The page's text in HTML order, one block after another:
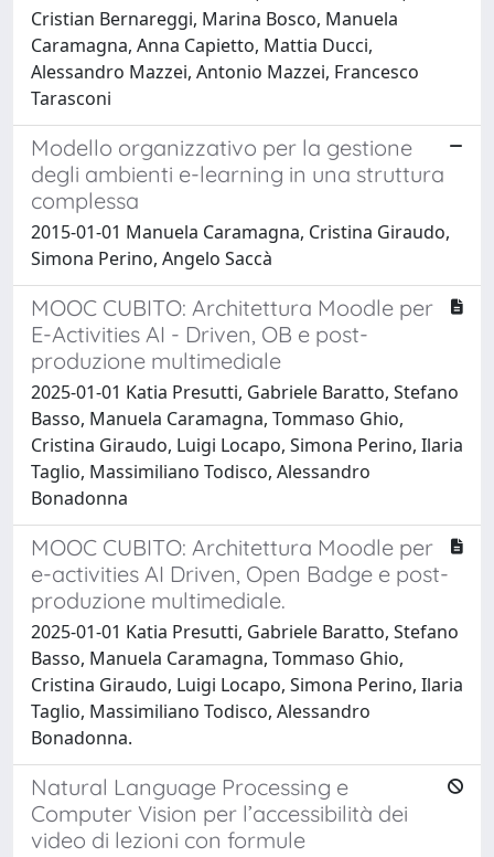
Cristian Bernareggi, Marina Bosco, Manuela
Caramagna, Anna Capietto, Mattia Ducci,
Alessandro Mazzei, Antonio Mazzei, Francesco
Tarasconi
Modello organizzativo per la gestione
degli ambienti e-learning in una struttura
complessa
2015-01-01 Manuela Caramagna, Cristina Giraudo,
Simona Perino, Angelo Saccà
MOOC CUBITO: Architettura Moodle per
E-Activities AI - Driven, OB e post-
produzione multimediale
2025-01-01 Katia Presutti, Gabriele Baratto, Stefano
Basso, Manuela Caramagna, Tommaso Ghio,
Cristina Giraudo, Luigi Locapo, Simona Perino, Ilaria
Taglio, Massimiliano Todisco, Alessandro
Bonadonna
MOOC CUBITO: Architettura Moodle per
e-activities AI Driven, Open Badge e post-
produzione multimediale.
2025-01-01 Katia Presutti, Gabriele Baratto, Stefano
Basso, Manuela Caramagna, Tommaso Ghio,
Cristina Giraudo, Luigi Locapo, Simona Perino, Ilaria
Taglio, Massimiliano Todisco, Alessandro
Bonadonna.
Natural Language Processing e
Computer Vision per l’accessibilità dei
video di lezioni con formule